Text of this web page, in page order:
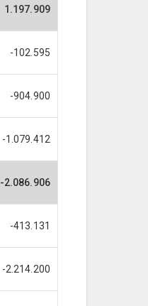
1.197.909
-102.595
-904.900
-1.079.412
-2.086.906
-413.131
-2.214.200